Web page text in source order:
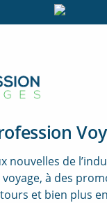
nouvelles de
à des
et bien plus